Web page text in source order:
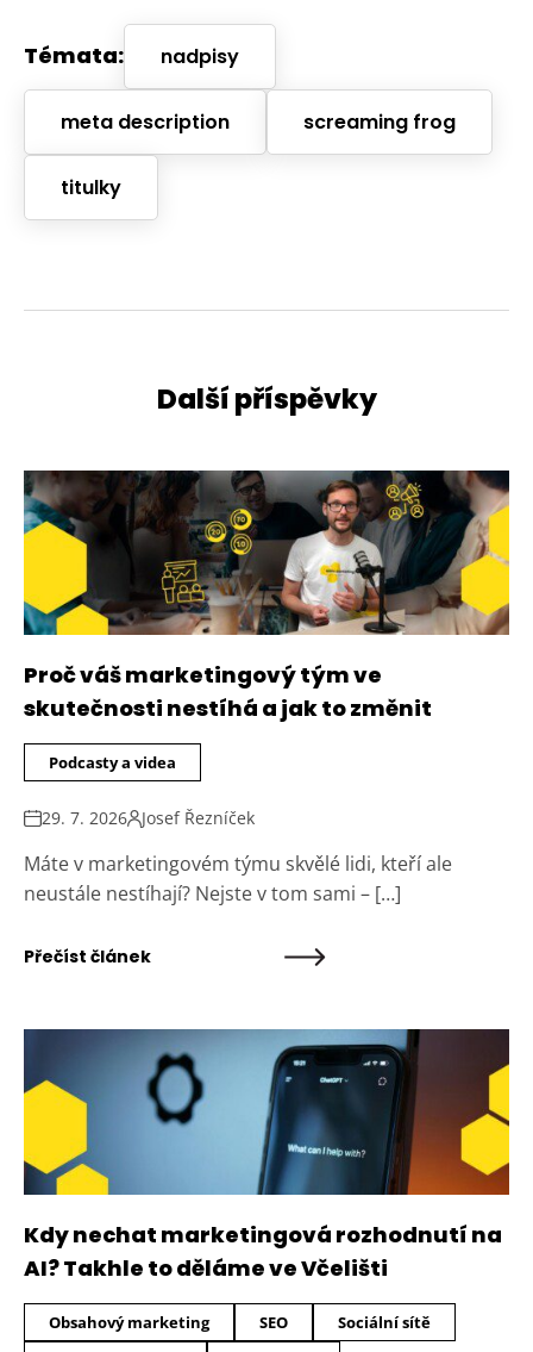
Témata: nadpisy
meta description screaming frog
titulky
Další příspěvky
Proč váš marketingový tým ve
skutečnosti nestíhá a jak to změnit
Podcasty a videa
29. 7. 2026 Josef Řezníček
Máte v marketingovém týmu skvělé lidi, kteří ale
neustále nestíhají? Nejste v tom sami – […]
Přečíst článek
Kdy nechat marketingová rozhodnutí na
AI? Takhle to děláme ve Včelišti
Obsahový marketing SEO
Sociální sítě